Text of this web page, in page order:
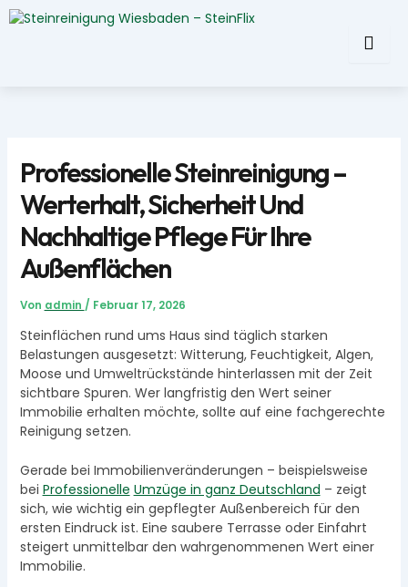
Zum
Inhalt
Professionelle Steinreinigung –
Werterhalt, Sicherheit Und
Nachhaltige Pflege Für Ihre
Außenflächen
Von admin / Februar 17, 2026
Steinflächen rund ums Haus sind täglich starken
Belastungen ausgesetzt: Witterung, Feuchtigkeit, Algen,
Moose und Umweltrückstände hinterlassen mit der Zeit
sichtbare Spuren. Wer langfristig den Wert seiner
Immobilie erhalten möchte, sollte auf eine fachgerechte
Reinigung setzen.
Gerade bei Immobilienveränderungen – beispielsweise
bei Professionelle Umzüge in ganz Deutschland – zeigt
sich, wie wichtig ein gepflegter Außenbereich für den
ersten Eindruck ist. Eine saubere Terrasse oder Einfahrt
steigert unmittelbar den wahrgenommenen Wert einer
Immobilie.